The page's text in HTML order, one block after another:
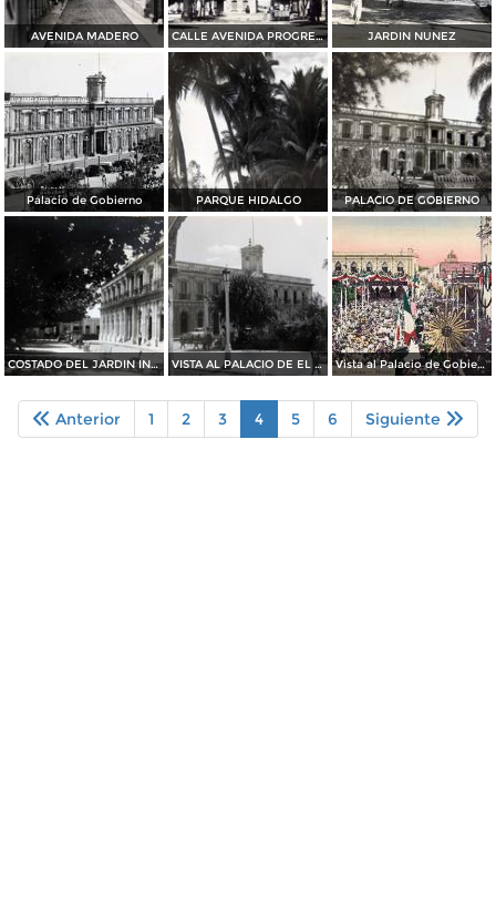
AVENIDA MADERO CALLE AVENIDA PROGRESO JARDIN NUNEZ
Palacio de Gobierno PARQUE HIDALGO PALACIO DE GOBIERNO
COSTADO DEL JARDIN INDEPENDENCIA VISTA AL PALACIO DE EL GOBIERNO Vista al Palacio de Gobierno durante el centenario de la independencia
Anterior 1 2 3 4 5 6 Siguiente